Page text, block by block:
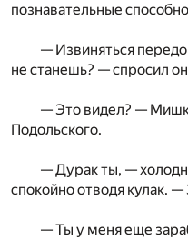
познавательные
— Извиняться
не станешь? — спросил
— Это видел? —
Подольского.
— Дурак ты, —
спокойно отводя кулак.
— Ты у меня еще